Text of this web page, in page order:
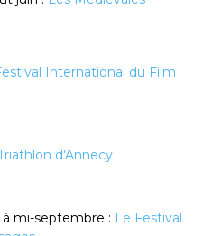
International du Film
d'Annecy
mi-septembre : Le Festival